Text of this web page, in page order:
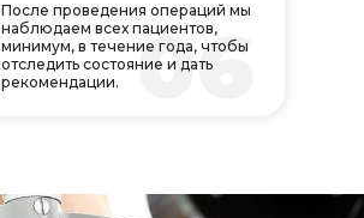
06
После проведения операций мы
наблюдаем всех пациентов,
минимум, в течение года, чтобы
отследить состояние и дать
рекомендации.